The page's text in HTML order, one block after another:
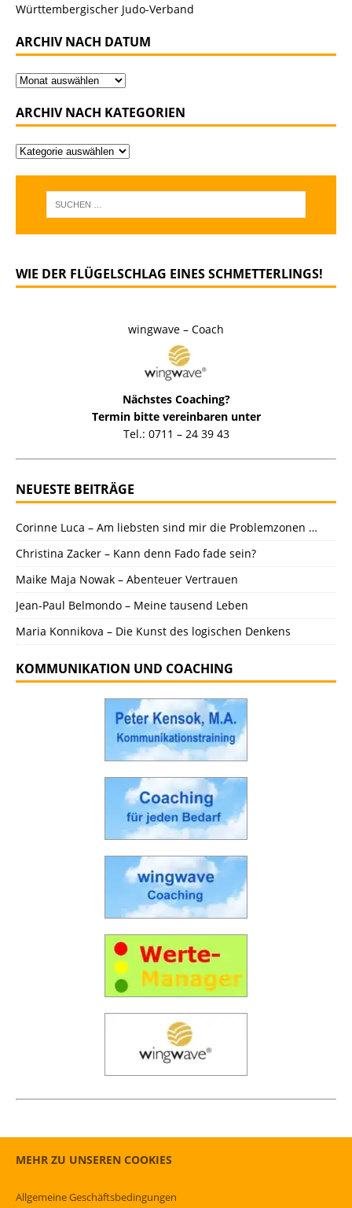
Württembergischer Judo-Verband
ARCHIV NACH DATUM
ARCHIV NACH KATEGORIEN
WIE DER FLÜGELSCHLAG EINES SCHMETTERLINGS!
wingwave – Coach
Nächstes Coaching?
Termin bitte vereinbaren unter
Tel.: 0711 – 24 39 43
NEUESTE BEITRÄGE
Corinne Luca – Am liebsten sind mir die Problemzonen …
Christina Zacker – Kann denn Fado fade sein?
Maike Maja Nowak – Abenteuer Vertrauen
Jean-Paul Belmondo – Meine tausend Leben
Maria Konnikova – Die Kunst des logischen Denkens
KOMMUNIKATION UND COACHING
MEHR ZU UNSEREN COOKIES
Allgemeine Geschäftsbedingungen